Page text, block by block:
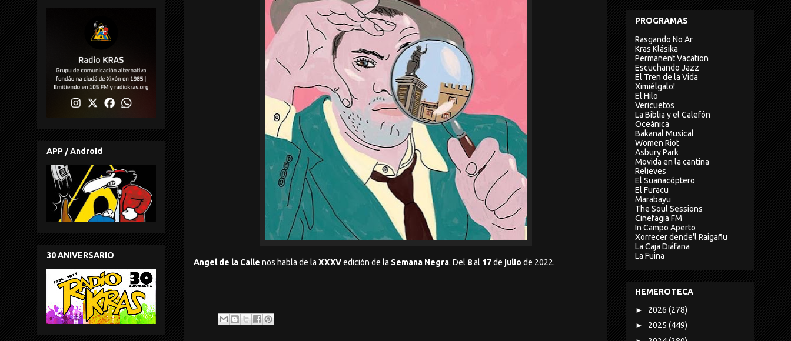
Angel de la Calle nos habla de la XXXVedición de la Semana Negra. Del 8al 17de julio de 2022.
APP / Android
30 ANIVERSARIO
PROGRAMAS
Rasgando No Ar
Kras Klásika
Permanent Vacation
Escuchando Jazz
El Tren de la Vida
Ximiélgalo!
El Hilo
Vericuetos
La Biblia y el Calefón
Oceánica
Bakanal Musical
Women Riot
Asbury Park
Movida en la cantina
Relieves
El Suañacóptero
El Furacu
Marabayu
The Soul Sessions
Cinefagia FM
In Campo Aperto
Xorrecer dende'l Raigañu
La Caja Diáfana
La Fuina
HEMEROTECA
► 2026 (278)
► 2025 (449)